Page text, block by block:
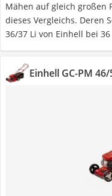
Mähen auf gleich großen
dieses Vergleichs. Deren
36/37 Li von Einhell bei
Einhell GC-PM 46/